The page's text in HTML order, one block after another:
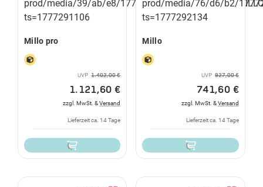
Millo pro
UVP 1.402,00 €
1.121,60 €
zzgl. MwSt. &Versand
Lieferzeit ca. 14 Tage
Millo
UVP 927,00 €
741,60 €
zzgl. MwSt. &Versand
Lieferzeit ca. 14 Tage